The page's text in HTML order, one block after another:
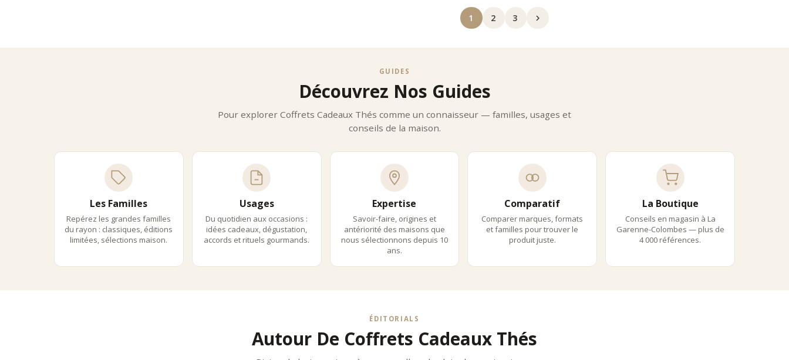
1 2 3 
GUIDES
Découvrez Nos Guides
Pour explorer Coffrets Cadeaux Thés comme un connaisseur — familles, usages et
conseils de la maison.
Les Familles
Repérez les grandes familles
du rayon : classiques, éditions
limitées, sélections maison.
Usages
Du quotidien aux occasions :
idées cadeaux, dégustation,
accords et rituels gourmands.
Expertise
Savoir-faire, origines et
antériorité des maisons que
nous sélectionnons depuis 10
ans.
Comparatif
Comparer marques, formats
et familles pour trouver le
produit juste.
La Boutique
Conseils en magasin à La
Garenne-Colombes — plus de
4 000 références.
ÉDITORIALS
Autour De Coffrets Cadeaux Thés